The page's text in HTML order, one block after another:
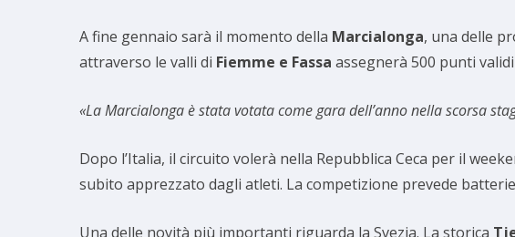
A fine gennaio sarà il momento della Marcialonga, una delle
attraverso le valli di Fiemme e Fassa assegnerà 500 punti
«La Marcialonga è stata votata come gara dell’anno nella scorsa
Dopo l’Italia, il circuito volerà nella Repubblica Ceca per il
subito apprezzato dagli atleti. La competizione prevede
Una delle novità più importanti riguarda la Svezia. La storica